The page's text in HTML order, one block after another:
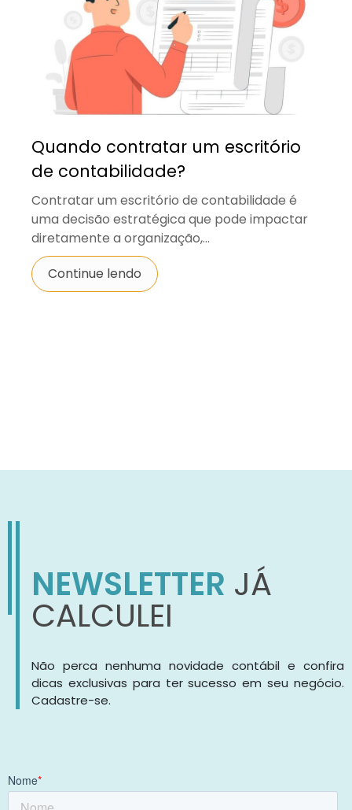
Quando contratar um escritório
de contabilidade?
Contratar um escritório de contabilidade é
uma decisão estratégica que pode impactar
diretamente a organização,...
Continue lendo
NEWSLETTER JÁ
CALCULEI
Não perca nenhuma novidade contábil e confira
dicas exclusivas para ter sucesso em seu negócio.
Cadastre-se.